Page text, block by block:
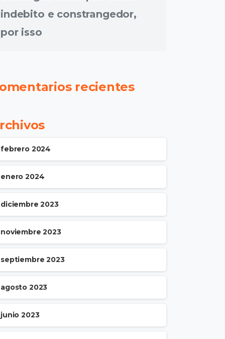
indebito e constrangedor,
por isso
recientes
febrero 2024
enero 2024
diciembre 2023
noviembre 2023
septiembre 2023
agosto 2023
junio 2023